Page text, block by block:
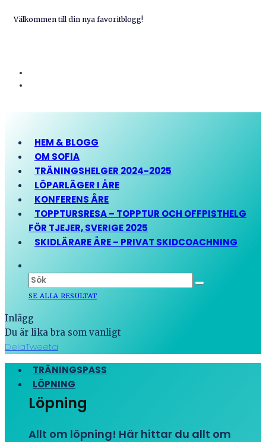
Välkommen till din nya favoritblogg!
HEM & BLOGG
OM SOFIA
TRÄNINGSHELGER 2024-2025
LÖPARLÄGER I ÅRE
KONFERENS ÅRE
TOPPTURSRESA – TOPPTUR OCH OFFPISTHELG
FÖR TJEJER, SVERIGE 2025
SKIDLÄRARE ÅRE – PRIVAT SKIDCOACHNING
SE ALLA RESULTAT
Inlägg
Du är lika bra som vanligt
DelaTweeta
TRÄNINGSPASS
LÖPNING
Löpning
Allt om löpning! Här hittar du allt om